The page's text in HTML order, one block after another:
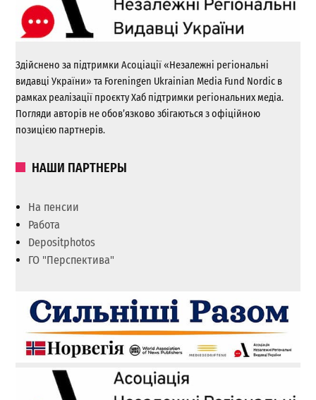
Здійснено за підтримки Асоціації «Незалежні регіональні
видавці України» та Foreningen Ukrainian Media Fund Nordic в
рамках реалізації проєкту Хаб підтримки регіональних медіа.
Погляди авторів не обов’язково збігаються з офіційною
позицією партнерів.
НАШИ ПАРТНЕРЫ
На пенсии
Работа
Depositphotos
ГО "Перспектива"